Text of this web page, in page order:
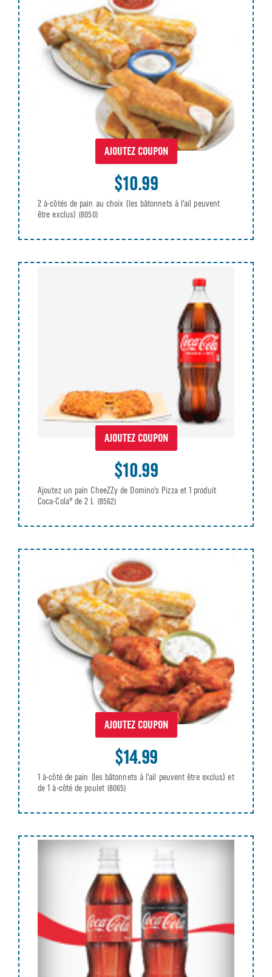
AJOUTEZ COUPON
$10.99
2 à-côtés de pain au choix (les bâtonnets à l'ail peuvent
être exclus) (8050)
AJOUTEZ COUPON
$10.99
Ajoutez un pain CheeZZy de Domino's Pizza et 1 produit
Coca-Cola® de 2 L (8562)
AJOUTEZ COUPON
$14.99
1 à-côté de pain (les bâtonnets à l'ail peuvent être exclus) et
de 1 à-côté de poulet (8065)